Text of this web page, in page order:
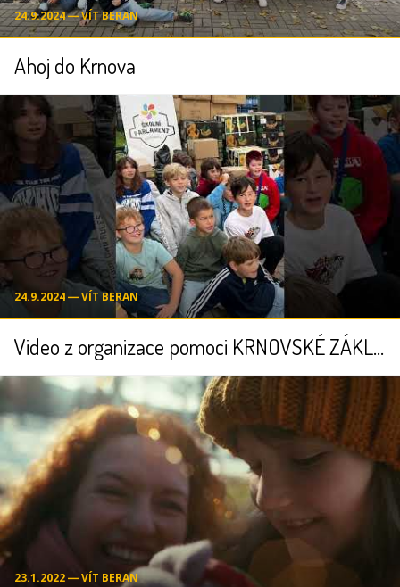
24.9.2024 ― VÍT BERAN
Ahoj do Krnova
24.9.2024 ― VÍT BERAN
Video z organizace pomoci KRNOVSKÉ ZÁKLADNÍ ŠKOLE se postavit zpátky na nohy
23.1.2022 ― VÍT BERAN